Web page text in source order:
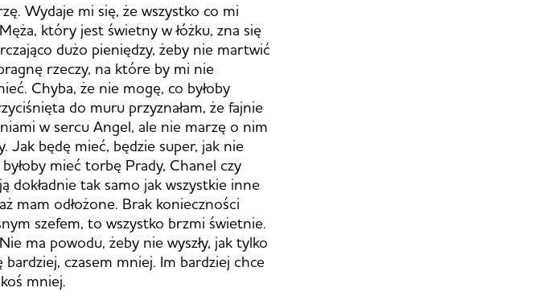
Wydaje mi się, że wszystko co mi
który jest świetny w łóżku, zna się
dużo pieniędzy, żeby nie martwić
rzeczy, na które by mi nie
Chyba, że nie mogę, co byłoby
do muru przyznałam, że fajnie
w sercu Angel, ale nie marzę o nim
Jak będę mieć, będzie super, jak nie
mieć torbę Prady, Chanel czy
dokładnie tak samo jak wszystkie inne
mam odłożone. Brak konieczności
szefem, to wszystko brzmi świetnie.
ma powodu, żeby nie wyszły, jak tylko
czasem mniej. Im bardziej chce
mniej.